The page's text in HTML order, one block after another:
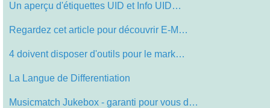
Un aperçu d'étiquettes UID et Info UID…
Regardez cet article pour découvrir E-M…
4 doivent disposer d'outils pour le mark…
La Langue de Differentiation
Musicmatch Jukebox - garanti pour vous d…